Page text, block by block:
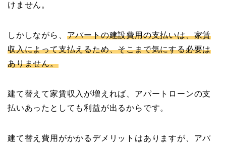
けません。
しかしながら、 アパートの建設費用の支払いは、家賃
収入によって支払えるため、そこまで気にする必要は
ありません。
建て替えて家賃収入が増えれば、アパートローンの支
払いあったとしても利益が出るからです。
建て替え費用がかかるデメリットはありますが、アパ